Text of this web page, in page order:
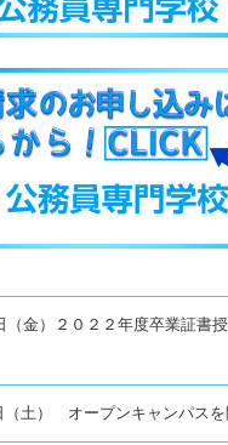
（金）２０２２年度卒業証書
（土） オープンキャンパスを